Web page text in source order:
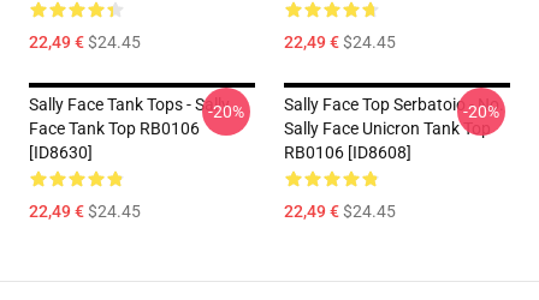
22,49 €$24.45 22,49 €$24.45
Sally Face Tank Tops - Sally
Face Tank Top RB0106
[ID8630]
22,49 €$24.45
-20%
Sally Face Top Serbatoio - No.
Sally Face Unicron Tank Top
RB0106 [ID8608]
22,49 €$24.45
-20%